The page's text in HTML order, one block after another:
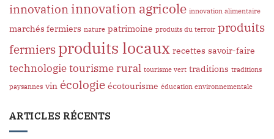
innovation innovation agricole innovation alimentaire
marchés fermiers nature patrimoine produits du terroir produits
fermiers produits locaux recettes savoir-faire
technologietourisme rural tourisme vert traditions traditions
paysannes vin écologie écotourisme éducation environnementale
ARTICLES RÉCENTS